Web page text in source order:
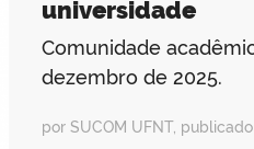
universidade
Comunidade
dezembro de 2025.
por SUCOM UFNT,